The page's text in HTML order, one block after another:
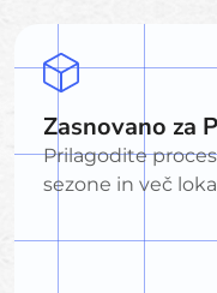
Zasnovano za
Prilagodite
sezone in več